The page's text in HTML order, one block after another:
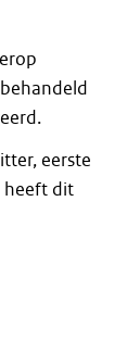
eerste
heeft dit